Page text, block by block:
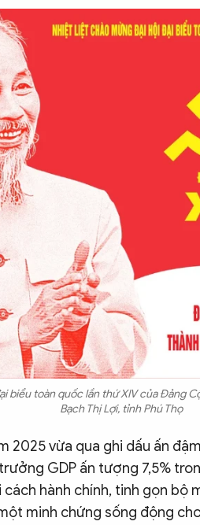
biểu toàn quốc lần thứ XIV của Đảng
Bạch Thị Lợi, tỉnh Phú Thọ
2025 vừa qua ghi dấu ấn
GDP ấn tượng 7,5%
hành chính, tinh gọn bộ
minh chứng sống động